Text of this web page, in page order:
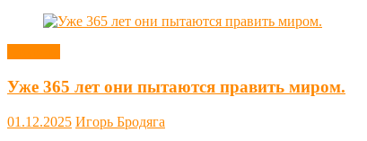
Уже 365 лет они пытаются править миром.
01.12.2025 Игорь Бродяга